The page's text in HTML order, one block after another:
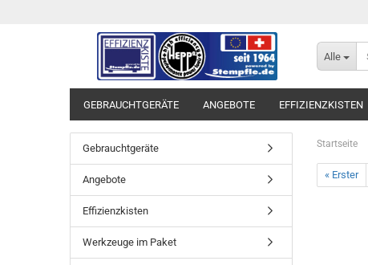
Alle
GEBRAUCHTGERÄTE ANGEBOTE EFFIZIENZKISTEN
Startseite
« Erster
Gebrauchtgeräte
Angebote
Effizienzkisten
Werkzeuge im Paket